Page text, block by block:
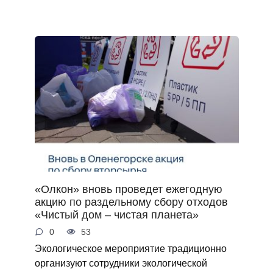
«Олкон» вновь проведет ежегодную
акцию по раздельному сбору отходов
«Чистый дом – чистая планета»
0 53
Экологическое мероприятие традиционно
организуют сотрудники экологической